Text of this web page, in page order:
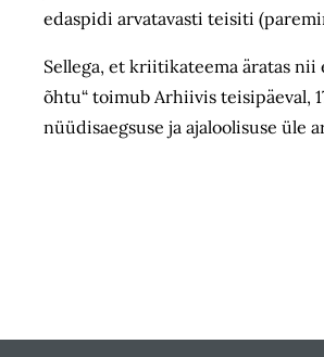
edaspidi arvatavasti teisiti
Sellega, et kriitikateema äratas nii
õhtu“ toimub Arhiivis teisipäeval,
nüüdisaegsuse ja ajaloolisuse üle